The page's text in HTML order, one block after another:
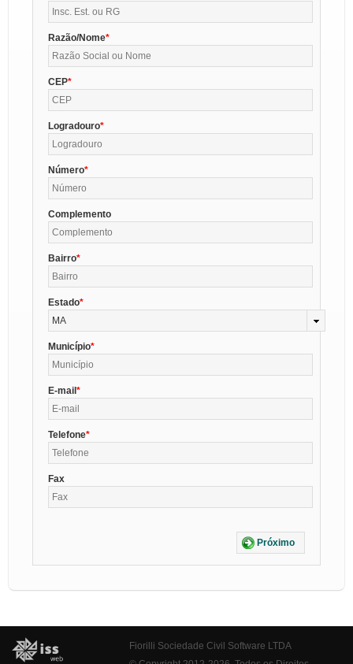
Razão/Nome
CEP
Logradouro
Número
Complemento
Bairro
Estado
MA
Município
E-mail
Telefone
Fax
Próximo
Fiorilli Sociedade Civil Software LTDA